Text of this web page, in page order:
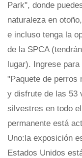
Park", donde
naturaleza en
e incluso tenga la
de la SPCA
lugar). Ingrese
"Paquete de perros
y disfrute de las 53
silvestres en todo
permanente está
Uno:la exposición
Estados Unidos